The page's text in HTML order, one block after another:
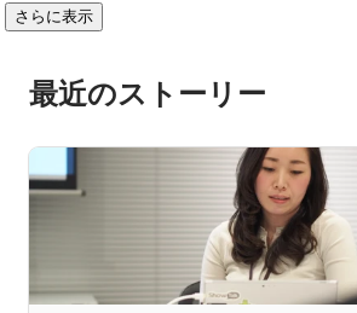
さらに表示
最近のストーリー